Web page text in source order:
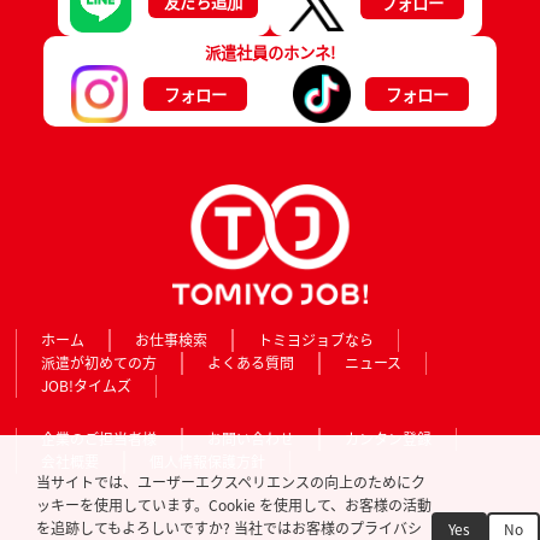
派遣社員のホンネ!
フォロー
フォロー
ホーム お仕事検索
トミヨジョブなら
派遣が初めての方
よくある質問
ニュース
JOB!タイムズ
企業のご担当者様 お問い合わせ
カンタン登録
当サイトでは、ユーザーエクスペリエンスの向上のためにク
ッキーを使用しています。Cookie を使用して、お客様の活動
を追跡してもよろしいですか? 当社ではお客様のプライバシ
Yes No